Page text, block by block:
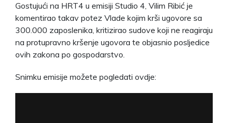
Gostujući na HRT4 u emisiji Studio 4, Vilim Ribić je
komentirao takav potez Vlade kojim krši ugovore sa
300.000 zaposlenika, kritizirao sudove koji ne reagiraju
na protupravno kršenje ugovora te objasnio posljedice
ovih zakona po gospodarstvo.
Snimku emisije možete pogledati ovdje: